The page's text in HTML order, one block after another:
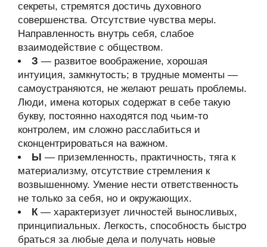
секреты, стремятся достичь духовного
совершенства. Отсутствие чувства меры.
Направленность внутрь себя, слабое
взаимодействие с обществом.
З — развитое воображение, хорошая
интуиция, замкнутость; в трудные моменты —
самоустраняются, не желают решать проблемы.
Люди, имена которых содержат в себе такую
букву, постоянно находятся под чьим-то
контролем, им сложно расслабиться и
сконцентрироваться на важном.
Ы — приземленность, практичность, тяга к
материализму, отсутствие стремления к
возвышенному. Умение нести ответственность
не только за себя, но и окружающих.
К— характеризует личностей выносливых,
принципиальных. Легкость, способность быстро
браться за любые дела и получать новые